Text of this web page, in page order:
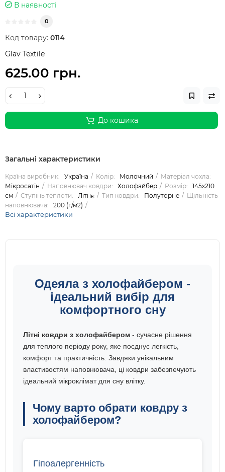
В наявності
0
Код товару: 0114
Glav Textile
625.00 грн.
До кошика
Загальні характеристики
Країна виробник: Україна Колір: Молочний
Матеріал чохла:
Мікросатін
Наповнювач ковдри: Холофайбер Розмір:
145х210
см
Ступінь теплоти: Літнє Тип ковдри: Полуторне
Щільність
наповнювача:
200 (г/м2)
Всі характеристики
Одеяла з холофайбером -
ідеальний вибір для
комфортного сну
Літні ковдри з холофайбером - сучасне рішення
для теплого періоду року, яке поєднує легкість,
комфорт та практичність. Завдяки унікальним
властивостям наповнювача, ці ковдри забезпечують
ідеальний мікроклімат для сну влітку.
Чому варто обрати ковдру з
холофайбером?
Гіпоалергенність